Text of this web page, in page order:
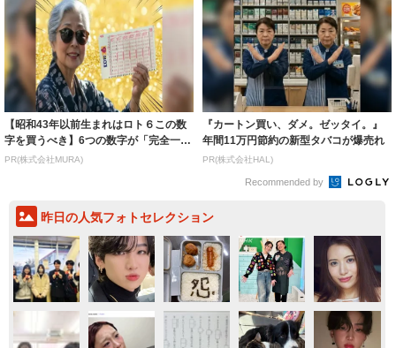
【昭和43年以前生まれはロト６この数
字を買うべき】6つの数字が「完全一
致」する方...
PR(株式会社MURA)
『カートン買い、ダメ。ゼッタイ。』
年間11万円節約の新型タバコが爆売れ
PR(株式会社HAL)
Recommended by
昨日の人気フォトセレクション